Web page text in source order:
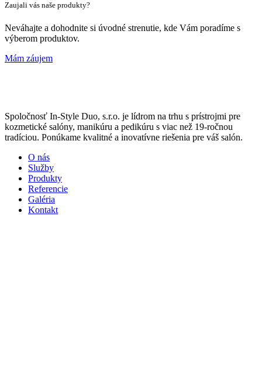
Zaujali vás naše produkty?
Neváhajte a dohodnite si úvodné strenutie, kde Vám poradíme s
výberom produktov.
Mám záujem
Spoločnosť In-Style Duo, s.r.o. je lídrom na trhu s prístrojmi pre
kozmetické salóny, manikúru a pedikúru s viac než 19-ročnou
tradíciou. Ponúkame kvalitné a inovatívne riešenia pre váš salón.
O nás
Služby
Produkty
Referencie
Galéria
Kontakt